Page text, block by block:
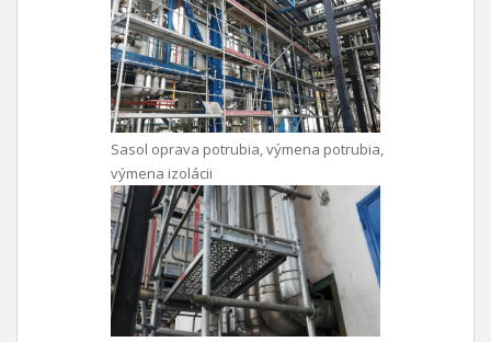
Sasol oprava potrubia, výmena potrubia,
výmena izolácii